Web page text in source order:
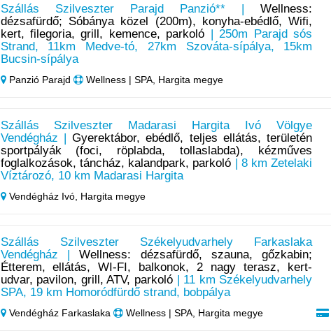
Szállás Szilveszter Parajd Panzió** |Wellness:
dézsafürdő; Sóbánya közel (200m), konyha-ebédlő, Wifi,
kert, filegoria, grill, kemence, parkoló | 250m Parajd sós
Strand, 11km Medve-tó, 27km Szováta-sípálya, 15km
Bucsin-sípálya
Panzió Parajd Wellness | SPA, Hargita megye
Szállás Szilveszter Madarasi Hargita Ivó Völgye
Vendégház |Gyerektábor, ebédlő, teljes ellátás, területén
sportpályák (foci, röplabda, tollaslabda), kézműves
foglalkozások, táncház, kalandpark, parkoló | 8 km Zetelaki
Víztározó, 10 km Madarasi Hargita
Vendégház Ivó, Hargita megye
Szállás Szilveszter Székelyudvarhely Farkaslaka
Vendégház |Wellness: dézsafürdő, szauna, gőzkabin;
Étterem, ellátás, WI-FI, balkonok, 2 nagy terasz, kert-
udvar, pavilon, grill, ATV, parkoló| 11 km Székelyudvarhely
SPA, 19 km Homoródfürdő strand, bobpálya
Vendégház Farkaslaka Wellness | SPA, Hargita megye